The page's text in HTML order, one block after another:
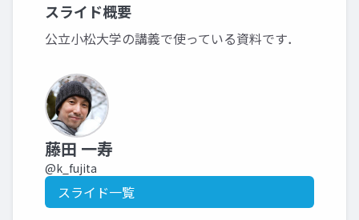
スライド概要
公立小松大学の講義で使っている資料です．
藤田 一寿
@k_fujita
スライド一覧